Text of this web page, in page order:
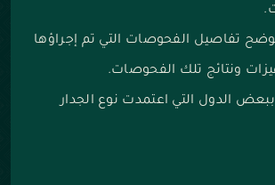
تفاصيل الفحوصات التي تم إجراؤها
ونتائج تلك الفحوصات.
الدول التي اعتمدت نوع الجدار